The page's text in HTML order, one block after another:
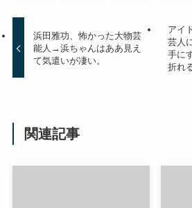
浜田雅功、怖かった大物芸
能人→浜ちゃんはああ見え
て気遣いが凄い。
アイ
芸人
手に
折れ
関連記事